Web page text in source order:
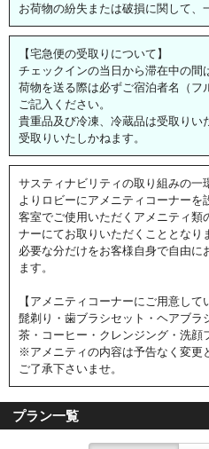
お荷物の紛失または破損に関して、
【宅急便の受取りについて】
チェックインの当日から滞在中の間
荷物を送る際は必ずご宿泊者名（フ
ご記入ください。
貴重品及び冷凍、冷蔵品は受取りい
受取りいたしかねます。
サスティナビリティの取り組みの一
よりロビーにアメニティコーナーを
客室でご使用いただくアメニティ類
ナーにてお取りいただくこととなり
必要な分だけをお客様自身で自由に
ます。
【アメニティコーナーにご用意して
髭剃り・歯ブラシセット・ヘアブラ
茶・コーヒー・クレンジング・洗顔
※アメニティの内容は予告なく変更
ご了承下さいませ。
プラン一覧